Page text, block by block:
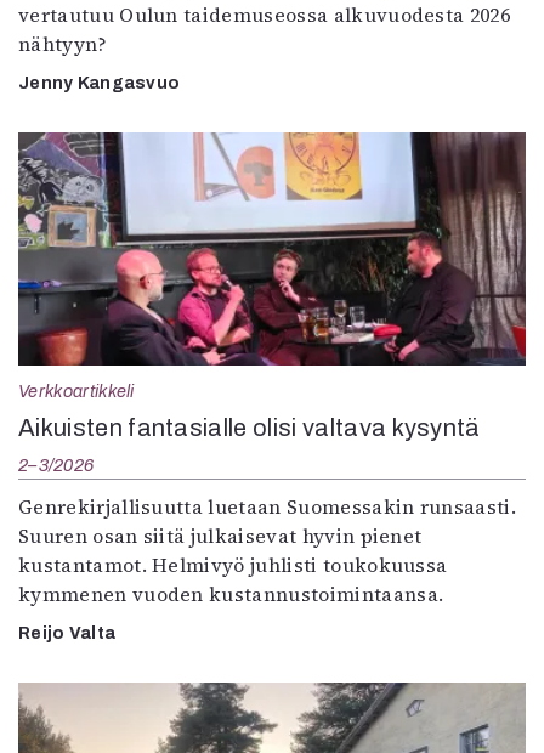
vertautuu Oulun taidemuseossa alkuvuodesta 2026
nähtyyn?
Jenny Kangasvuo
Verkkoartikkeli
Aikuisten fantasialle olisi valtava kysyntä
2–3/2026
Genrekirjallisuutta luetaan Suomessakin runsaasti.
Suuren osan siitä julkaisevat hyvin pienet
kustantamot. Helmivyö juhlisti toukokuussa
kymmenen vuoden kustannustoimintaansa.
Reijo Valta